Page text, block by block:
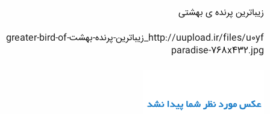
زیباترین پرنده ی بهشتی
http://uupload.ir/files/u0yf_زیباترین-پرنده-بهشتgreater-bird-of-
paradise-768x432.jpg